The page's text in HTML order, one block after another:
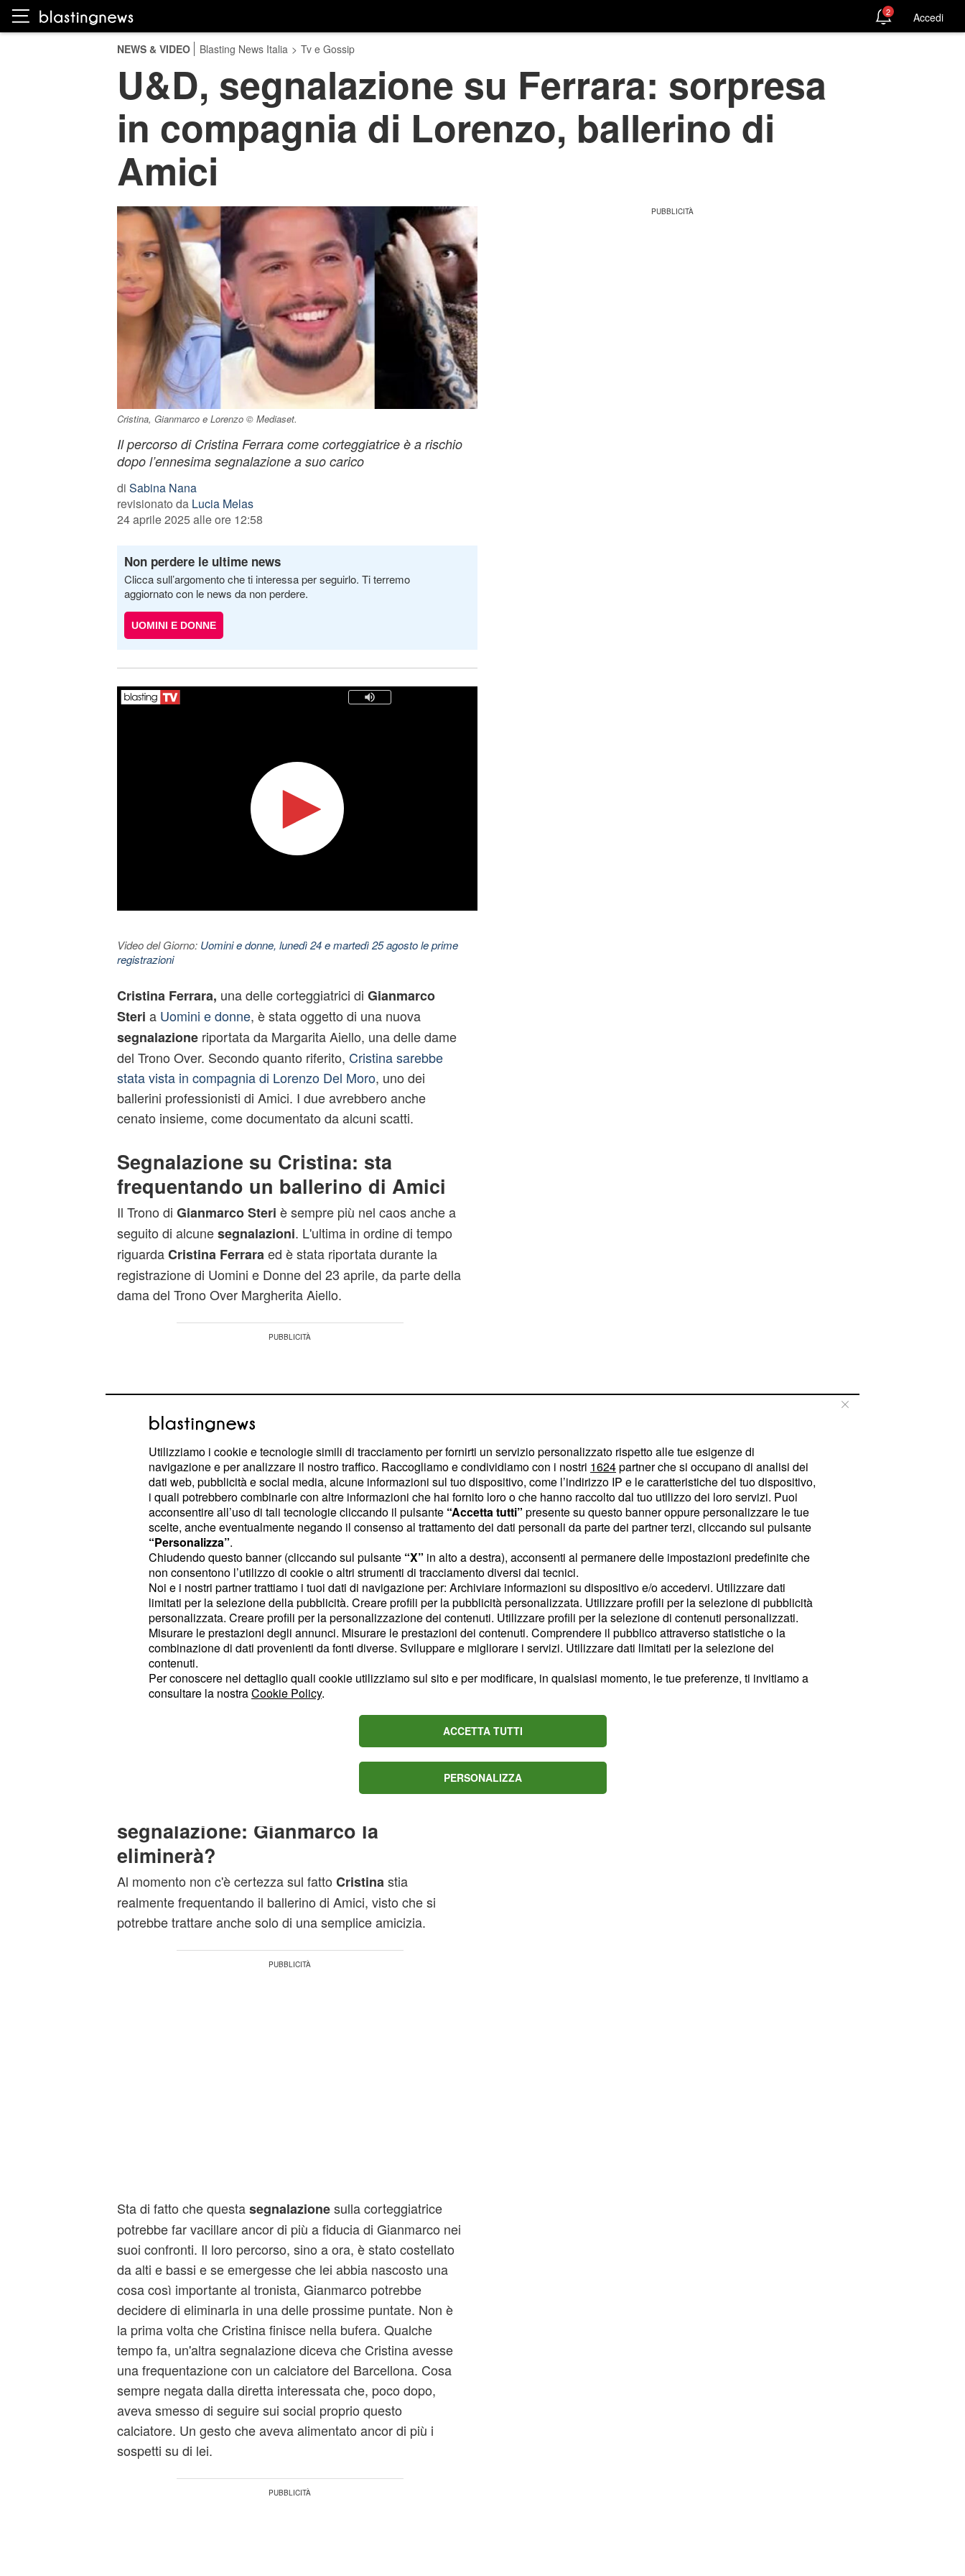
2 Accedi
NEWS & VIDEO Blasting News Italia > Tv e Gossip
U&D, segnalazione su Ferrara: sorpresa
in compagnia di Lorenzo, ballerino di
Amici
Cristina, Gianmarco e Lorenzo © Mediaset.
Il percorso di Cristina Ferrara come corteggiatrice è a rischio
dopo l’ennesima segnalazione a suo carico
di Sabina Nana
revisionato da Lucia Melas
24 aprile 2025 alle ore 12:58
Non perdere le ultime news
Clicca sull’argomento che ti interessa per seguirlo. Ti terremo
aggiornato con le news da non perdere.
UOMINI E DONNE
Video del Giorno: Uomini e donne, lunedì 24 e martedì 25 agosto le prime
registrazioni
Cristina Ferrara, una delle corteggiatrici di Gianmarco
Steri a Uomini e donne, è stata oggetto di una nuova
segnalazioneriportata da Margarita Aiello, una delle dame
del Trono Over. Secondo quanto riferito, Cristina sarebbe
stata vista in compagnia di Lorenzo Del Moro, uno dei
ballerini professionisti di Amici. I due avrebbero anche
cenato insieme, come documentato da alcuni scatti.
Segnalazione su Cristina: sta
frequentando un ballerino di Amici
Il Trono di Gianmarco Steri è sempre più nel caos anche a
seguito di alcunesegnalazioni. L'ultima in ordine di tempo
riguardaCristina Ferrara ed è stata riportata durante la
registrazione di Uomini e Donne del 23 aprile, da parte della
dama del Trono Over Margherita Aiello.
In studio la dama ha mostrato uno scatto che ritraeva
Cristina a cena con Lorenzo, uno deiballeriniprofessionisti
di Amici. Ovviamente, questa segnalazione ha portato caos
in studio, con Gianmarco che si è mostrato molto infastidito
dalla vicenda. Secondo le anticipazioni fornite da Lorenzo
Pugnaloni, Cristina avrebbe cercato di difendersi,
sostenendo che quella con il ballerino era solo una semplice
chiacchierata durata pochi minuti. La dama Margherita,
però, l'ha sbugiardata, sostenendo che Cristina e Lorenzo si
segnalazione: Gianmarco la
eliminerà?
Al momento non c'è certezza sul fatto Cristina stia
realmente frequentando il ballerino di Amici, visto che si
potrebbe trattare anche solo di una semplice amicizia.
Sta di fatto che questasegnalazionesulla corteggiatrice
potrebbe far vacillare ancor di più a fiducia di Gianmarco nei
suoi confronti. Il loro percorso, sino a ora, è stato costellato
da alti e bassi e se emergesse che lei abbia nascosto una
cosa così importante al tronista, Gianmarco potrebbe
decidere di eliminarla in una delle prossime puntate. Non è
la prima volta che Cristina finisce nella bufera. Qualche
tempo fa, un'altra segnalazione diceva che Cristina avesse
una frequentazione con un calciatore del Barcellona. Cosa
sempre negata dalla diretta interessata che, poco dopo,
aveva smesso di seguire sui social proprio questo
calciatore. Un gesto che aveva alimentato ancor di più i
sospetti su di lei.
Utilizziamo i cookie e tecnologie simili di tracciamento per fornirti un servizio personalizzato rispetto alle tue esigenze di
navigazione e per analizzare il nostro traffico. Raccogliamo e condividiamo con i nostri 1624partner che si occupano di analisi dei
dati web, pubblicità e social media, alcune informazioni sul tuo dispositivo, come l’indirizzo IP e le caratteristiche del tuo dispositivo,
i quali potrebbero combinarle con altre informazioni che hai fornito loro o che hanno raccolto dal tuo utilizzo dei loro servizi. Puoi
acconsentire all’uso di tali tecnologie cliccando il pulsante “Accetta tutti” presente su questo banner oppure personalizzare le tue
scelte, anche eventualmente negando il consenso al trattamento dei dati personali da parte dei partner terzi, cliccando sul pulsante
“Personalizza”.
Chiudendo questo banner (cliccando sul pulsante “X” in alto a destra), acconsenti al permanere delle impostazioni predefinite che
non consentono l’utilizzo di cookie o altri strumenti di tracciamento diversi dai tecnici.
Noi e i nostri partner trattiamo i tuoi dati di navigazione per: Archiviare informazioni su dispositivo e/o accedervi. Utilizzare dati
limitati per la selezione della pubblicità. Creare profili per la pubblicità personalizzata. Utilizzare profili per la selezione di pubblicità
personalizzata. Creare profili per la personalizzazione dei contenuti. Utilizzare profili per la selezione di contenuti personalizzati.
Misurare le prestazioni degli annunci. Misurare le prestazioni dei contenuti. Comprendere il pubblico attraverso statistiche o la
combinazione di dati provenienti da fonti diverse. Sviluppare e migliorare i servizi. Utilizzare dati limitati per la selezione dei
contenuti.
Per conoscere nel dettaglio quali cookie utilizziamo sul sito e per modificare, in qualsiasi momento, le tue preferenze, ti invitiamo a
consultare la nostraCookie Policy.
ACCETTA TUTTI
PERSONALIZZA